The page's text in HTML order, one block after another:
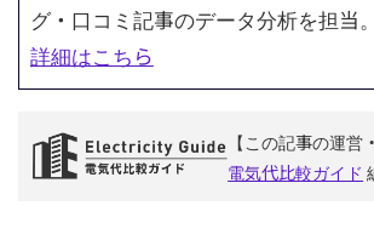
グ・口コミ記事のデータ分析を担当。
詳細はこちら
【この記事の運営
電気代比較ガイド